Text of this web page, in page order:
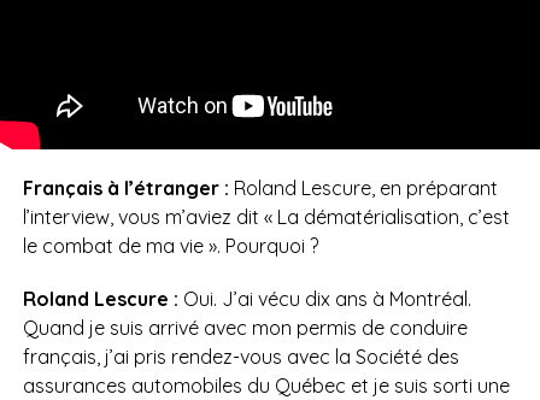
Français à l’étranger : Roland Lescure, en préparant
l’interview, vous m’aviez dit « La dématérialisation, c’est
le combat de ma vie ». Pourquoi ?
Roland Lescure : Oui. J’ai vécu dix ans à Montréal.
Quand je suis arrivé avec mon permis de conduire
français, j’ai pris rendez-vous avec la Société des
assurances automobiles du Québec et je suis sorti une